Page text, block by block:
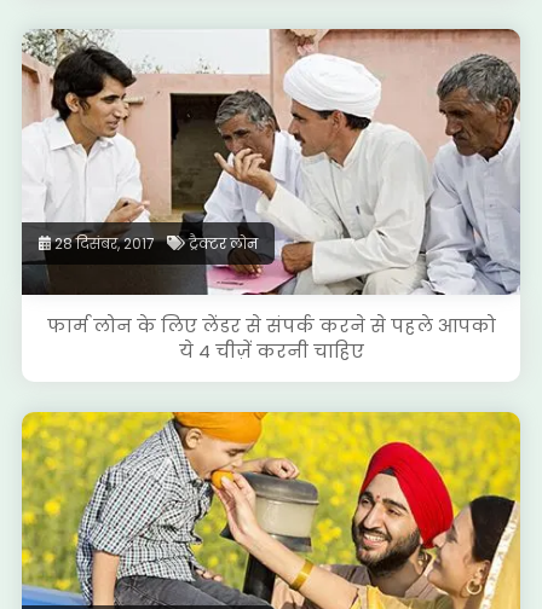
28 दिसंबर, 2017 ट्रैक्टर लोन
फार्म लोन के लिए लेंडर से संपर्क करने से पहले आपको
ये 4 चीज़ें करनी चाहिए